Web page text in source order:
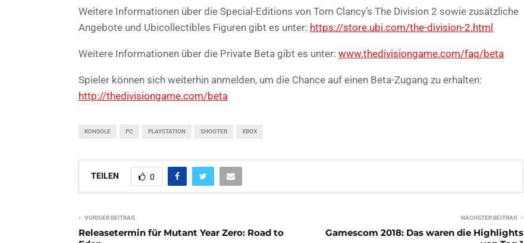
Weitere Informationen über die Special-Editions von Tom Clancy’s The Division 2 sowie zusätzliche
Angebote und Ubicollectibles Figuren gibt es unter: https://store.ubi.com/the-division-2.html
Weitere Informationen über die Private Beta gibt es unter: www.thedivisiongame.com/faq/beta
Spieler können sich weiterhin anmelden, um die Chance auf einen Beta-Zugang zu erhalten:
http://thedivisiongame.com/beta
KONSOLE PC PLAYSTATION SHOOTER XBOX
TEILEN 0
VORIGER BEITRAG
Releasetermin für Mutant Year Zero: Road to
NÄCHSTER BEITRAG
Gamescom 2018: Das waren die Highlights